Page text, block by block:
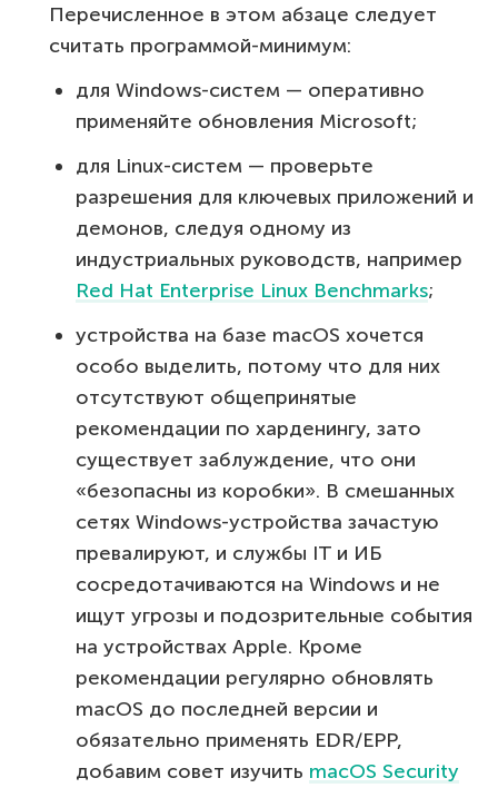
Перечисленное в этом абзаце следует
считать программой-минимум:
для Windows-систем — оперативно
применяйте обновления Microsoft;
для Linux-систем — проверьте
разрешения для ключевых приложений и
демонов, следуя одному из
индустриальных руководств, например
Red Hat Enterprise Linux Benchmarks;
устройства на базе macOS хочется
особо выделить, потому что для них
отсутствуют общепринятые
рекомендации по харденингу, зато
существует заблуждение, что они
«безопасны из коробки». В смешанных
сетях Windows-устройства зачастую
превалируют, и службы IT и ИБ
сосредотачиваются на Windows и не
ищут угрозы и подозрительные события
на устройствах Apple. Кроме
рекомендации регулярно обновлять
macOS до последней версии и
обязательно применять EDR/EPP,
добавим совет изучить macOS Security